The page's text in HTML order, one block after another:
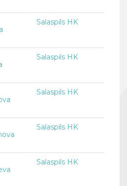
Salaspils HK
Salaspils HK
Salaspils HK
Salaspils HK
Salaspils HK